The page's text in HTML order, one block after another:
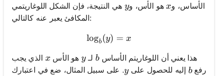
الأساس، وx
xهو الأس، وy
y هي النتيجة، فإن الشكل اللوغاريتمي
المكافئ يعبر عنه كالتالي:
\log_b(y) = x
logb(y) = x
هذا يعني أن اللوغاريتم الأساسb
b لـy
y هو الأس x
x الذي يجب
رفعb
b إليه للحصول علىy
y. على سبيل المثال، ضع في اعتبارك